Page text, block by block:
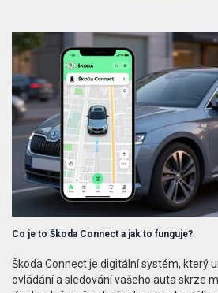
Co je to Škoda Connect a jak to funguje?
Škoda Connect je digitální systém, který
ovládání a sledování vašeho auta skrze